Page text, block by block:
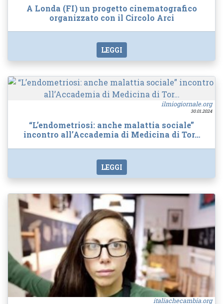
A Londa (FI) un progetto cinematografico
organizzato con il Circolo Arci
LEGGI
ilmiogiornale.org
30.01.2024
“L’endometriosi: anche malattia sociale”
incontro all’Accademia di Medicina di Tor…
LEGGI
italiachecambia.org